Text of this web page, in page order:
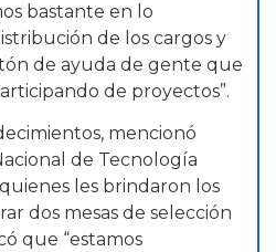
bastante en lo
de los cargos y
de ayuda de gente que
de proyectos”.
mencionó
de Tecnología
les brindaron los
dos mesas de selección
que “estamos